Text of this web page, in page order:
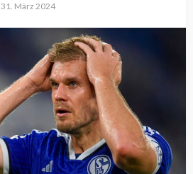
31. März 2024